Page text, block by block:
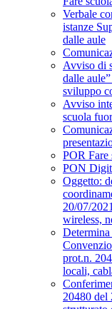
Verbale
istanze
dalle aule
Avviso di
dalle
sviluppo
Avviso
scuola
POR Fare
PON
Oggetto:
20/07/
wireless,
prot.n.
locali,
20480 del